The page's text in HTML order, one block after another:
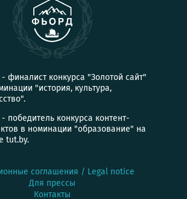
- финалист конкурса "Золотой сайт"
"история, культура,
- победитель конкурса контент-
в номинации "образование" на
tut.by.
соглашения / Legal notice
Для прессы
Контакты